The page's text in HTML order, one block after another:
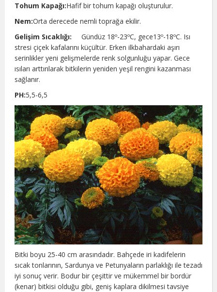
Tohum Kapağı:Hafif bir tohum kapağı oluşturulur.
Nem:Orta derecede nemli toprağa ekilir.
Gelişim Sıcaklığı: Gündüz 18º-23ºC, gece13º-18ºC. Isı
stresi çiçek kafalarını küçültür. Erken ilkbahardaki aşırı
serinlikler yeni gelişmelerde renk solgunluğu yapar. Gece
ısıları arttırılarak bitkilerin yeniden yeşil rengini kazanması
sağlanır.
PH:5,5-6,5
Bitki boyu 25-40 cm arasındadır. Bahçede iri kadifelerin
sıcak tonlarının, Sardunya ve Petunyaların parlaklığı ile tezadı
iyi sonuç verir. Bodur bir çeşittir ve mükemmel bir bordür
(kenar) bitkisi olduğu gibi, geniş kaplara dikilmesi tavsiye